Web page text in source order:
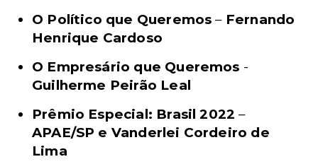
O Político que Queremos – Fernando
Henrique Cardoso
O Empresário que Queremos -
Guilherme Peirão Leal
Prêmio Especial: Brasil 2022 –
APAE/SP e Vanderlei Cordeiro de
Lima